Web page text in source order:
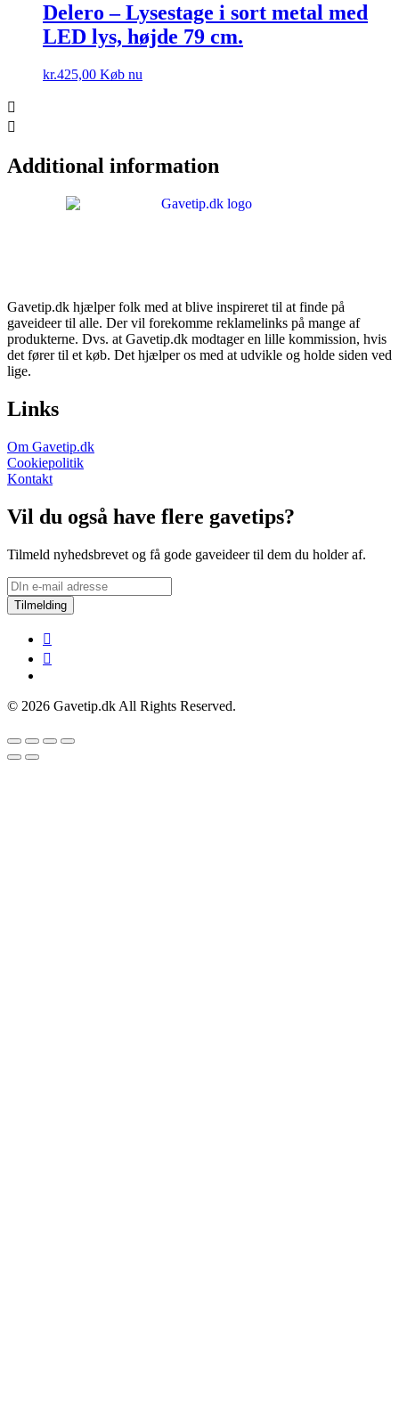
Delero – Lysestage i sort metal med
LED lys, højde 79 cm.
kr.425,00 Køb nu
Additional information
Gavetip.dk hjælper folk med at blive inspireret til at finde på
gaveideer til alle. Der vil forekomme reklamelinks på mange af
produkterne. Dvs. at Gavetip.dk modtager en lille kommission, hvis
det fører til et køb. Det hjælper os med at udvikle og holde siden ved
lige.
Links
Om Gavetip.dk
Cookiepolitik
Kontakt
Vil du også have flere gavetips?
Tilmeld nyhedsbrevet og få gode gaveideer til dem du holder af.
Tilmelding
© 2026 Gavetip.dk All Rights Reserved.